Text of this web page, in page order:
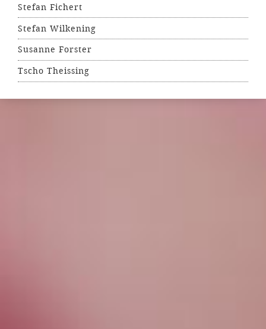
Stefan Fichert
Stefan Wilkening
Susanne Forster
Tscho Theissing